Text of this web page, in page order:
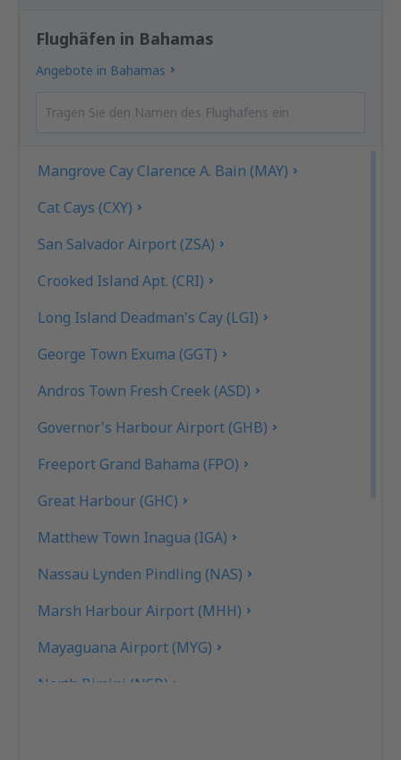
Flughäfen in Bahamas
Angebote in Bahamas
Mangrove Cay Clarence A. Bain (MAY)
Cat Cays (CXY)
San Salvador Airport (ZSA)
Crooked Island Apt. (CRI)
Long Island Deadman's Cay (LGI)
George Town Exuma (GGT)
Andros Town Fresh Creek (ASD)
Governor's Harbour Airport (GHB)
Freeport Grand Bahama (FPO)
Great Harbour (GHC)
Matthew Town Inagua (IGA)
Nassau Lynden Pindling (NAS)
Marsh Harbour Airport (MHH)
Mayaguana Airport (MYG)
North Bimini (NSB)